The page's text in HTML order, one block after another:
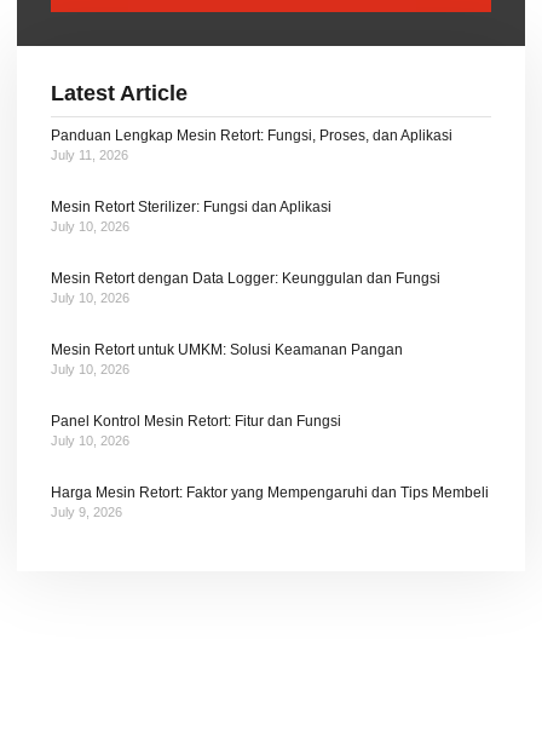
Latest Article
Panduan Lengkap Mesin Retort: Fungsi, Proses, dan Aplikasi
July 11, 2026
Mesin Retort Sterilizer: Fungsi dan Aplikasi
July 10, 2026
Mesin Retort dengan Data Logger: Keunggulan dan Fungsi
July 10, 2026
Mesin Retort untuk UMKM: Solusi Keamanan Pangan
July 10, 2026
Panel Kontrol Mesin Retort: Fitur dan Fungsi
July 10, 2026
Harga Mesin Retort: Faktor yang Mempengaruhi dan Tips Membeli
July 9, 2026